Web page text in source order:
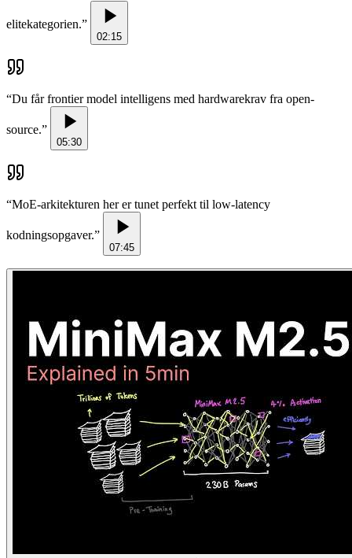
elitekategorien.”
02:15
“Du får frontier model intelligens med hardwarekrav fra open-
source.”
05:30
“MoE-arkitekturen her er tunet perfekt til low-latency
kodningsopgaver.”
07:45